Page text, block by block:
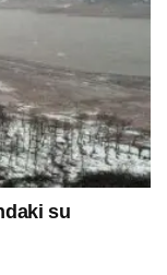
su